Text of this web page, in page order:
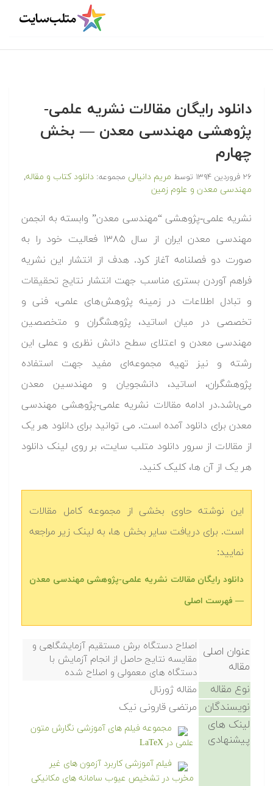
دانلود رایگان مقالات نشریه علمی-
پژوهشی مهندسی معدن — بخش
چهارم
۲۶ فروردین ۱۳۹۴ توسط مریم دانیالی مجموعه: دانلود کتاب و مقاله,
مهندسی معدن و علوم زمین
نشریه علمی-پژوهشی “مهندسی معدن” وابسته به انجمن
مهندسی معدن ایران از سال ۱۳۸۵ فعالیت خود را به
صورت دو فصلنامه آغاز کرد. هدف از انتشار این نشریه
فراهم آوردن بستری مناسب جهت انتشار نتایج تحقیقات
و تبادل اطلاعات در زمینه پژوهش‌های علمی، فنی و
تخصصی در میان اساتید، پژوهشگران و متخصصین
مهندسی معدن و اعتلای سطح دانش نظری و عملی این
رشته و نیز تهیه مجموعه‌ای مفید جهت استفاده
پژوهشگران، اساتید، دانشجویان و مهندسین معدن
می‌باشد.در ادامه مقالات نشریه علمی-پژوهشی مهندسی
معدن برای دانلود آمده است. می توانید برای دانلود هر یک
از مقالات از سرور دانلود متلب سایت، بر روی لینک دانلود
هر یک از آن ها، کلیک کنید.
این نوشته حاوی بخشی از مجموعه کامل مقالات
است. برای دریافت سایر بخش ها، به لینک زیر مراجعه
نمایید:
دانلود رایگان مقالات نشریه علمی-پژوهشی مهندسی معدن
— فهرست اصلی
عنوان اصلی
مقاله
اصلاح دستگاه برش مستقیم آزمایشگاهی و
مقایسه نتایج حاصل از انجام آزمایش با
دستگاه های معمولی و اصلاح شده
نوع مقاله مقاله ژورنال
نویسندگان مرتضی قارونی نیک
لینک های
پیشنهادی
مجموعه فیلم های آموزشی نگارش متون
علمی در LaTeX
فیلم آموزشی کاربرد آزمون های غیر
مخرب در تشخیص عیوب سامانه های مکانیکی